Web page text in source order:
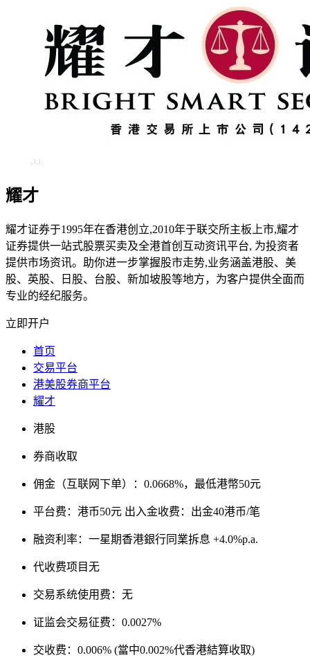
耀才
耀才证券于1995年在香港创立,2010年于联交所主板上市,耀才
证券提供一站式股票买卖及全港首创互动资讯平台, 为投资者
提供市场资讯。助你进一步掌握股市走势,业务涵盖港股、美
股、英股、日股、台股、新加坡股等地方，为客户提供全面而
专业的经纪服务。
立即开户
首页
交易平台
港美股券商平台
耀才
港股
券商收取
佣金（互联网下单）：0.0668%，最低港幣50元
平台费：港币50元 出入金收费：出金40港币/笔
融资利率：一星期香港銀行同業拆息 +4.0%p.a.
代收费项目无
交易系统使用费：无
证监会交易征费：0.0027%
交收费：0.006% (當中0.002%代香港結算收取)